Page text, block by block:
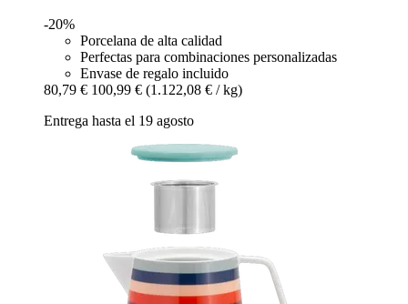
-20%
Porcelana de alta calidad
Perfectas para combinaciones personalizadas
Envase de regalo incluido
80,79 € 100,99 € (1.122,08 € / kg)
Entrega hasta el 19 agosto